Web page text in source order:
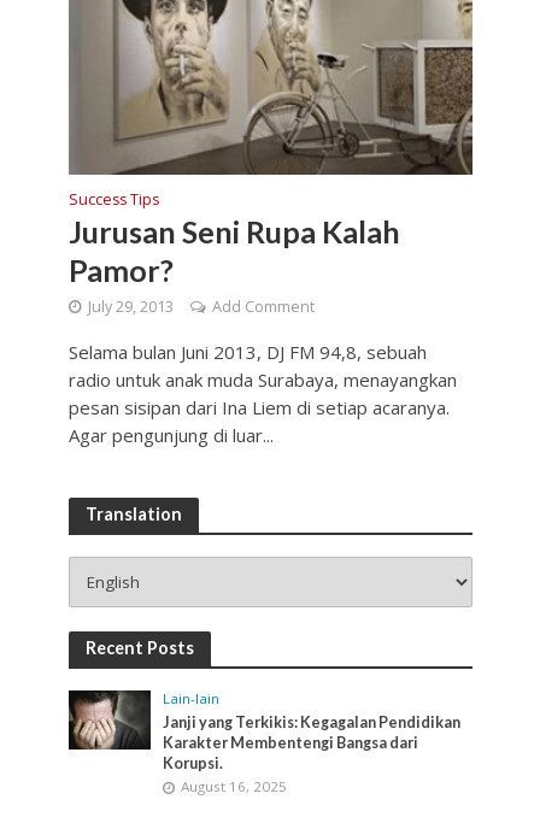
Success Tips
Jurusan Seni Rupa Kalah
Pamor?
July 29, 2013 Add Comment
Selama bulan Juni 2013, DJ FM 94,8, sebuah
radio untuk anak muda Surabaya, menayangkan
pesan sisipan dari Ina Liem di setiap acaranya.
Agar pengunjung di luar...
Translation
Recent Posts
Lain-lain
Janji yang Terkikis: Kegagalan Pendidikan
Karakter Membentengi Bangsa dari
Korupsi.
August 16, 2025